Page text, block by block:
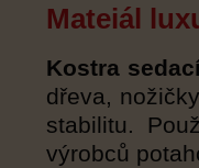
Mateiál
Kostra
dřeva,
stabilitu.
výrobců